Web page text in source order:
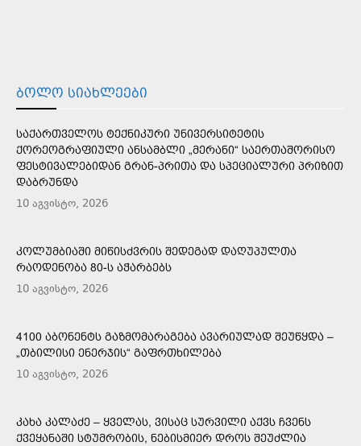
ᲑᲝᲚᲝ ᲡᲘᲐᲮᲚᲔᲔᲑᲘ
ᲡᲐᲥᲐᲠᲗᲕᲔᲚᲝᲡ ᲢᲔᲥᲜᲘᲙᲣᲠᲘ ᲣᲜᲘᲕᲔᲠᲡᲘᲢᲔᲢᲘᲡ
ᲥᲝᲠᲔᲝᲒᲠᲐᲤᲘᲣᲚᲘ ᲐᲜᲡᲐᲛᲑᲚᲘ „ᲛᲔᲠᲐᲜᲘ“ ᲡᲐᲔᲠᲗᲐᲨᲝᲠᲘᲡᲝ
ᲤᲔᲡᲢᲘᲕᲐᲚᲔᲑᲘᲓᲐᲜ ᲒᲠᲐᲜ-ᲞᲠᲘᲗᲐ ᲓᲐ ᲡᲞᲔᲪᲘᲐᲚᲣᲠᲘ ᲞᲠᲘᲖᲘᲗ
ᲓᲐᲑᲠᲣᲜᲓᲐ
10 აგვისტო, 2026
ᲙᲝᲚᲣᲛᲑᲘᲐᲨᲘ ᲛᲘᲬᲘᲡᲫᲕᲠᲘᲡ ᲨᲔᲓᲔᲒᲐᲓ ᲓᲐᲦᲣᲞᲣᲚᲗᲐ
ᲠᲐᲝᲓᲔᲜᲝᲑᲐ 80-Ს ᲐᲭᲐᲠᲑᲔᲑᲡ
10 აგვისტო, 2026
4100 ᲐᲑᲝᲜᲔᲜᲢᲡ ᲒᲐᲖᲛᲝᲛᲐᲠᲐᲒᲔᲑᲐ ᲐᲕᲐᲠᲘᲣᲚᲐᲓ ᲨᲔᲣᲬᲧᲓᲐ –
„ᲗᲑᲘᲚᲘᲡᲘ ᲔᲜᲔᲠᲯᲘᲡ“ ᲒᲐᲤᲠᲗᲮᲘᲚᲔᲑᲐ
10 აგვისტო, 2026
ᲙᲐᲮᲐ ᲙᲐᲚᲐᲫᲔ – ᲧᲕᲔᲚᲐᲡ, ᲕᲘᲡᲐᲪ ᲡᲣᲠᲕᲘᲚᲘ ᲐᲥᲕᲡ ᲩᲕᲔᲜᲡ
ᲥᲕᲔᲧᲐᲜᲐᲨᲘ ᲡᲢᲣᲛᲠᲝᲑᲘᲡ, ᲜᲔᲑᲘᲡᲛᲘᲔᲠ ᲓᲠᲝᲡ ᲨᲔᲣᲫᲚᲘᲐ